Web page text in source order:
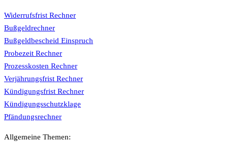
Widerrufsfrist Rechner
Bußgeldrechner
Bußgeldbescheid Einspruch
Probezeit Rechner
Prozesskosten Rechner
Verjährungsfrist Rechner
Kündigungsfrist Rechner
Kündigungsschutzklage
Pfändungsrechner
Allgemeine Themen: